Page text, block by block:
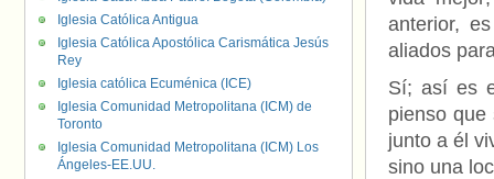
anterior,
aliados
Sí; así es
pienso
junto a él
sino una
Iglesia Católica Antigua
Iglesia Católica Apostólica Carismática Jesús
Rey
Iglesia católica Ecuménica (ICE)
Iglesia Comunidad Metropolitana (ICM) de
Toronto
Iglesia Comunidad Metropolitana (ICM) Los
Ángeles-EE.UU.